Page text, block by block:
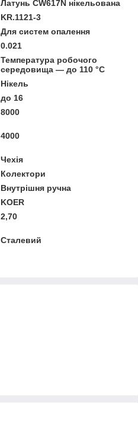
Латунь CW617N нікельована
KR.1121-3
Для систем опалення
0.021
Температура робочого
середовища — до 110 °C
Нікель
до 16
8000
4000
Чехія
Колектори
Внутрішня ручна
KOER
2,70
Сталевий